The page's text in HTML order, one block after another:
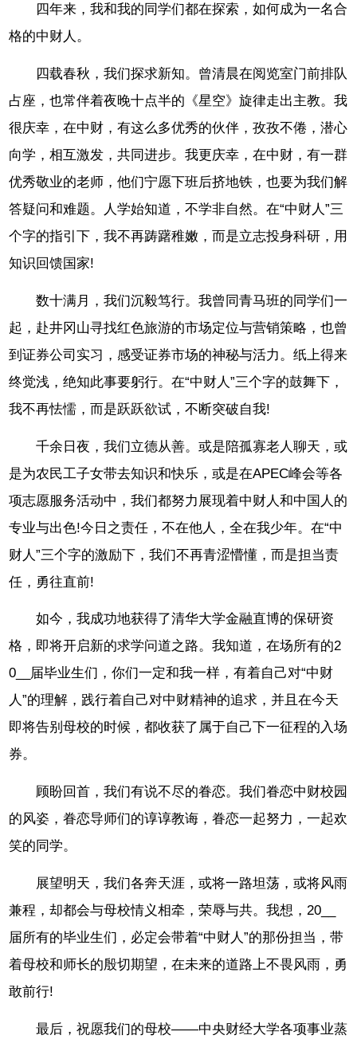
四年来，我和我的同学们都在探索，如何成为一名合
格的中财人。
四载春秋，我们探求新知。曾清晨在阅览室门前排队
占座，也常伴着夜晚十点半的《星空》旋律走出主教。我
很庆幸，在中财，有这么多优秀的伙伴，孜孜不倦，潜心
向学，相互激发，共同进步。我更庆幸，在中财，有一群
优秀敬业的老师，他们宁愿下班后挤地铁，也要为我们解
答疑问和难题。人学始知道，不学非自然。在“中财人”三
个字的指引下，我不再踌躇稚嫩，而是立志投身科研，用
知识回馈国家!
数十满月，我们沉毅笃行。我曾同青马班的同学们一
起，赴井冈山寻找红色旅游的市场定位与营销策略，也曾
到证券公司实习，感受证券市场的神秘与活力。纸上得来
终觉浅，绝知此事要躬行。在“中财人”三个字的鼓舞下，
我不再怯懦，而是跃跃欲试，不断突破自我!
千余日夜，我们立德从善。或是陪孤寡老人聊天，或
是为农民工子女带去知识和快乐，或是在APEC峰会等各
项志愿服务活动中，我们都努力展现着中财人和中国人的
专业与出色!今日之责任，不在他人，全在我少年。在“中
财人”三个字的激励下，我们不再青涩懵懂，而是担当责
任，勇往直前!
如今，我成功地获得了清华大学金融直博的保研资
格，即将开启新的求学问道之路。我知道，在场所有的2
0__届毕业生们，你们一定和我一样，有着自己对“中财
人”的理解，践行着自己对中财精神的追求，并且在今天
即将告别母校的时候，都收获了属于自己下一征程的入场
券。
顾盼回首，我们有说不尽的眷恋。我们眷恋中财校园
的风姿，眷恋导师们的谆谆教诲，眷恋一起努力，一起欢
笑的同学。
展望明天，我们各奔天涯，或将一路坦荡，或将风雨
兼程，却都会与母校情义相牵，荣辱与共。我想，20__
届所有的毕业生们，必定会带着“中财人”的那份担当，带
着母校和师长的殷切期望，在未来的道路上不畏风雨，勇
敢前行!
最后，祝愿我们的母校——中央财经大学各项事业蒸